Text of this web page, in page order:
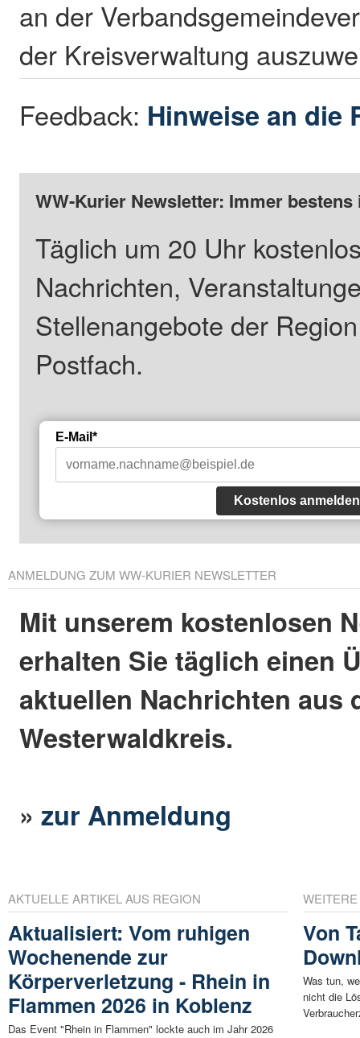
an der
der Kreisverwaltung
Feedback: Hinweise an die
WW-Kurier Newsletter: Immer
Täglich um 20 Uhr
Nachrichten,
Stellenangebote der
Postfach.
E-Mail*
Kostenlos anmelden
ANMELDUNG ZUM WW-KURIER NEWSLETTER
Mit unserem kostenlosen
erhalten Sie täglich einen
aktuellen Nachrichten aus
Westerwaldkreis.
»zur Anmeldung
AKTUELLE ARTIKEL AUS REGION
Aktualisiert: Vom ruhigen
Wochenende zur
Körperverletzung - Rhein in
Flammen 2026 in Koblenz
Das Event "Rhein in Flammen" lockte auch im Jahr 2026
Von
Was tun,
nicht die